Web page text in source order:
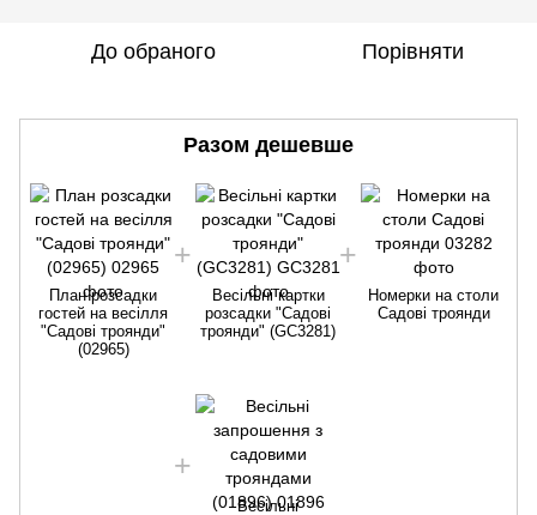
До обраного Порівняти
Разом дешевше
План розсадки
гостей на весілля
"Садові троянди"
(02965)
Весільні картки
розсадки "Садові
троянди" (GC3281)
Номерки на столи
Садові троянди
Весільні